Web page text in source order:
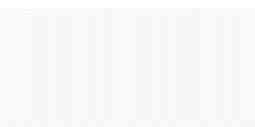
Skip to main content